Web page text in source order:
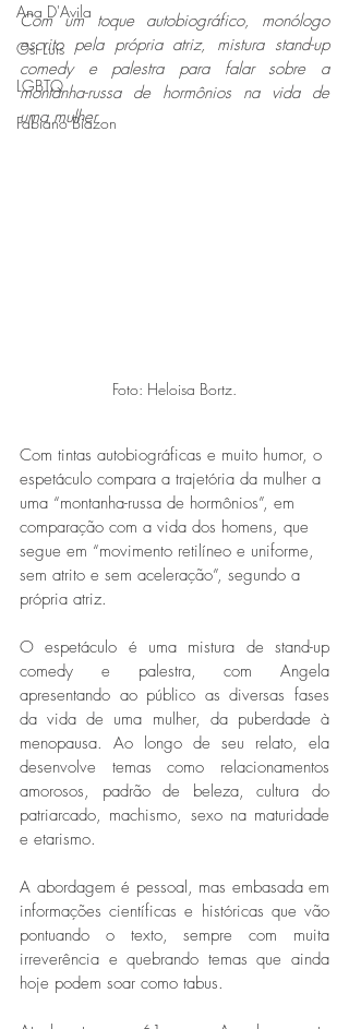
Ana D'Avila
Osi Luís
LGBTQ
Fabiano Biazon
Com um toque autobiográfico, monólogo
escrito pela própria atriz, mistura stand-up
comedy e palestra para falar sobre a
montanha-russa de hormônios na vida de
uma mulher
Foto: Heloisa Bortz.
Com tintas autobiográficas e muito humor, o
espetáculo compara a trajetória da mulher a
uma “montanha-russa de hormônios”, em
comparação com a vida dos homens, que
segue em “movimento retilíneo e uniforme,
sem atrito e sem aceleração”, segundo a
própria atriz.
O espetáculo é uma mistura de stand-up
comedy e palestra, com Angela
apresentando ao público as diversas fases
da vida de uma mulher, da puberdade à
menopausa. Ao longo de seu relato, ela
desenvolve temas como relacionamentos
amorosos, padrão de beleza, cultura do
patriarcado, machismo, sexo na maturidade
e etarismo.
A abordagem é pessoal, mas embasada em
informações científicas e históricas que vão
pontuando o texto, sempre com muita
irreverência e quebrando temas que ainda
hoje podem soar como tabus.